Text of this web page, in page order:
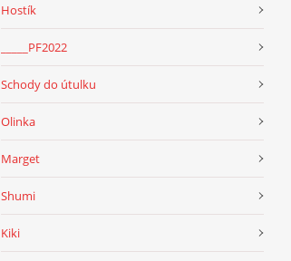
Hostík
_____PF2022
Schody do útulku
Olinka
Marget
Shumi
Kiki